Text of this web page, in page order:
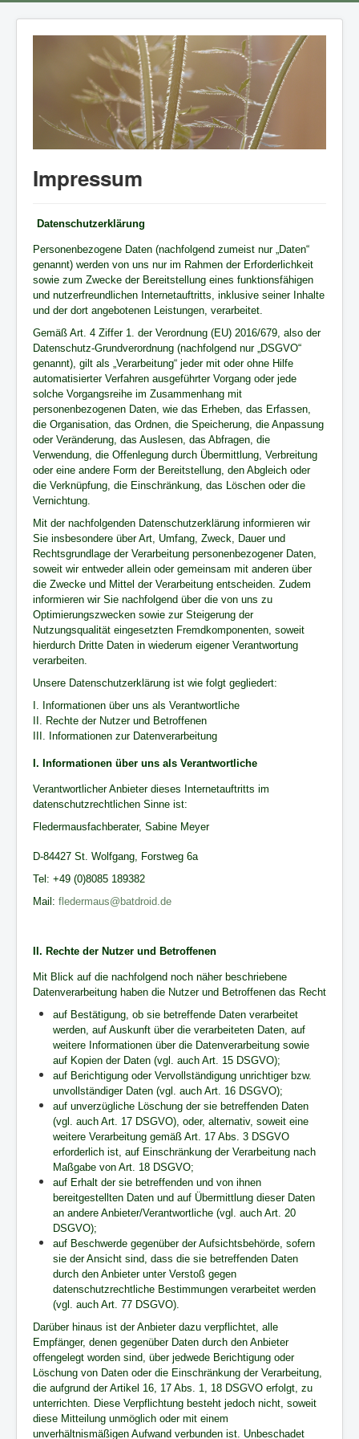
Impressum
Datenschutzerklärung
Personenbezogene Daten (nachfolgend zumeist nur „Daten“
genannt) werden von uns nur im Rahmen der Erforderlichkeit
sowie zum Zwecke der Bereitstellung eines funktionsfähigen
und nutzerfreundlichen Internetauftritts, inklusive seiner Inhalte
und der dort angebotenen Leistungen, verarbeitet.
Gemäß Art. 4 Ziffer 1. der Verordnung (EU) 2016/679, also der
Datenschutz-Grundverordnung (nachfolgend nur „DSGVO“
genannt), gilt als „Verarbeitung“ jeder mit oder ohne Hilfe
automatisierter Verfahren ausgeführter Vorgang oder jede
solche Vorgangsreihe im Zusammenhang mit
personenbezogenen Daten, wie das Erheben, das Erfassen,
die Organisation, das Ordnen, die Speicherung, die Anpassung
oder Veränderung, das Auslesen, das Abfragen, die
Verwendung, die Offenlegung durch Übermittlung, Verbreitung
oder eine andere Form der Bereitstellung, den Abgleich oder
die Verknüpfung, die Einschränkung, das Löschen oder die
Vernichtung.
Mit der nachfolgenden Datenschutzerklärung informieren wir
Sie insbesondere über Art, Umfang, Zweck, Dauer und
Rechtsgrundlage der Verarbeitung personenbezogener Daten,
soweit wir entweder allein oder gemeinsam mit anderen über
die Zwecke und Mittel der Verarbeitung entscheiden. Zudem
informieren wir Sie nachfolgend über die von uns zu
Optimierungszwecken sowie zur Steigerung der
Nutzungsqualität eingesetzten Fremdkomponenten, soweit
hierdurch Dritte Daten in wiederum eigener Verantwortung
verarbeiten.
Unsere Datenschutzerklärung ist wie folgt gegliedert:
I. Informationen über uns als Verantwortliche
II. Rechte der Nutzer und Betroffenen
III. Informationen zur Datenverarbeitung
I. Informationen über uns als Verantwortliche
Verantwortlicher Anbieter dieses Internetauftritts im
datenschutzrechtlichen Sinne ist:
Fledermausfachberater, Sabine Meyer
D-84427 St. Wolfgang, Forstweg 6a
Tel: +49 (0)8085 189382
Mail: fledermaus@batdroid.de
II. Rechte der Nutzer und Betroffenen
Mit Blick auf die nachfolgend noch näher beschriebene
Datenverarbeitung haben die Nutzer und Betroffenen das Recht
auf Bestätigung, ob sie betreffende Daten verarbeitet
werden, auf Auskunft über die verarbeiteten Daten, auf
weitere Informationen über die Datenverarbeitung sowie
auf Kopien der Daten (vgl. auch Art. 15 DSGVO);
auf Berichtigung oder Vervollständigung unrichtiger bzw.
unvollständiger Daten (vgl. auch Art. 16 DSGVO);
auf unverzügliche Löschung der sie betreffenden Daten
(vgl. auch Art. 17 DSGVO), oder, alternativ, soweit eine
weitere Verarbeitung gemäß Art. 17 Abs. 3 DSGVO
erforderlich ist, auf Einschränkung der Verarbeitung nach
Maßgabe von Art. 18 DSGVO;
auf Erhalt der sie betreffenden und von ihnen
bereitgestellten Daten und auf Übermittlung dieser Daten
an andere Anbieter/Verantwortliche (vgl. auch Art. 20
DSGVO);
auf Beschwerde gegenüber der Aufsichtsbehörde, sofern
sie der Ansicht sind, dass die sie betreffenden Daten
durch den Anbieter unter Verstoß gegen
datenschutzrechtliche Bestimmungen verarbeitet werden
(vgl. auch Art. 77 DSGVO).
Darüber hinaus ist der Anbieter dazu verpflichtet, alle
Empfänger, denen gegenüber Daten durch den Anbieter
offengelegt worden sind, über jedwede Berichtigung oder
Löschung von Daten oder die Einschränkung der Verarbeitung,
die aufgrund der Artikel 16, 17 Abs. 1, 18 DSGVO erfolgt, zu
unterrichten. Diese Verpflichtung besteht jedoch nicht, soweit
diese Mitteilung unmöglich oder mit einem
unverhältnismäßigen Aufwand verbunden ist. Unbeschadet